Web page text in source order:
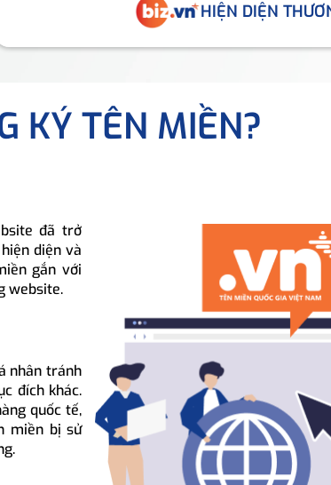
HIỆN DIỆN
KÝ TÊN MIỀN?
đã trở
diện và
gắn với
website.
nhân tránh
đích khác.
quốc tế,
miền bị sử